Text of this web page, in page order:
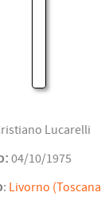
Lucarelli
04/10/1975
: Livorno